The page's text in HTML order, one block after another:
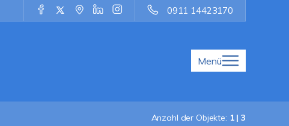
0911 14423170
Menü
Anzahl der Objekte: 1 | 3